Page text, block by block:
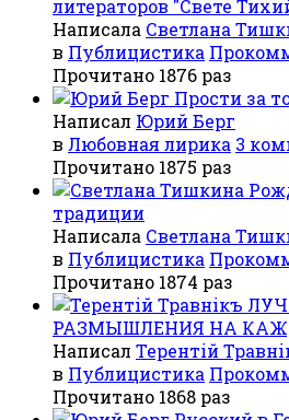
литераторов "Свете
Написала Светлана
в Публицистика
Прочитано 1876 раз
Прости за
Написал Юрий Берг
в Любовная лирика 3
Прочитано 1875 раз
традиции
Написала Светлана
в Публицистика
Прочитано 1874 раз
РАЗМЫШЛЕНИЯ НА
Написал Терентiй
в Публицистика
Прочитано 1868 раз